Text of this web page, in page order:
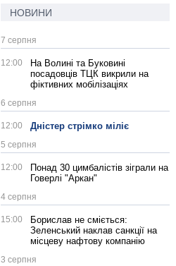
НОВИНИ
7 серпня
12:00
На Волині та Буковині
посадовців ТЦК викрили на
фіктивних мобілізаціях
6 серпня
12:00 Дністер стрімко міліє
5 серпня
12:00
Понад 30 цимбалістів зіграли на
Говерлі "Аркан"
4 серпня
15:00
Борислав не сміється:
Зеленський наклав санкції на
місцеву нафтову компанію
3 серпня